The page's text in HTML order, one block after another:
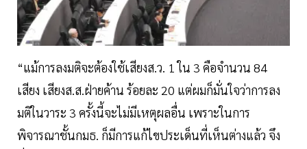
“แม้การลงมติจะต้องใช้เสียงส.ว. 1 ใน 3 คือจำนวน 84
เสียง เสียงส.ส.ฝ่ายค้าน ร้อยละ 20 แต่ผมก็มั่นใจว่าการลง
มติในวาระ 3 ครั้งนี้จะไม่มีเหตุผลอื่น เพราะในการ
พิจารณาชั้นกมธ. ก็มีการแก้ไขประเด็นที่เห็นต่างแล้ว จึง